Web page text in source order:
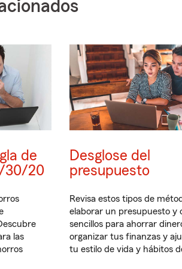
de
30/20
las
Desglose del
presupuesto
Revisa estos tipos de
elaborar un presupuesto y
sencillos para ahorrar
organizar tus finanzas y
tu estilo de vida y hábitos